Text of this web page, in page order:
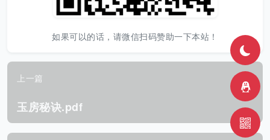
如果可以的话，请微信扫码赞助一下本站！
上一篇
玉房秘诀.pdf